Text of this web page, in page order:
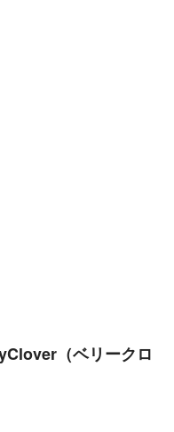
（ベリークロ